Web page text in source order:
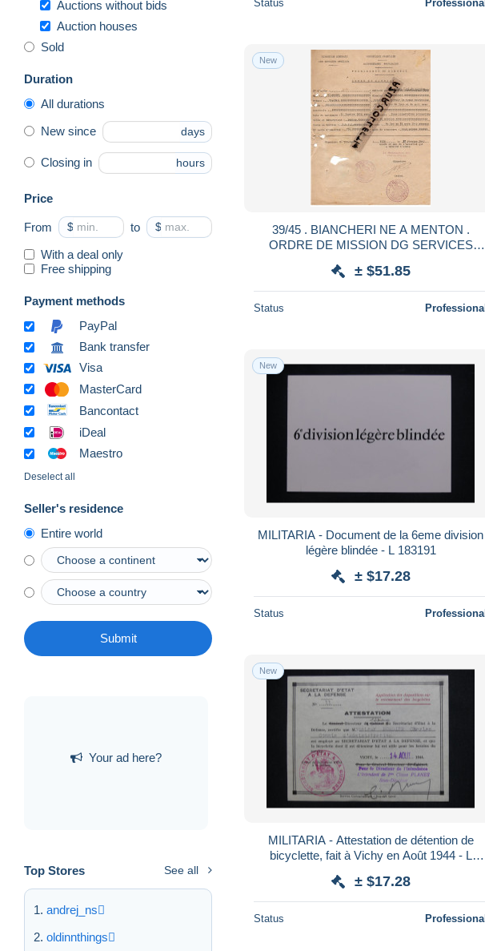
Auctions without bids
Auction houses
Sold
Duration
All durations
New since days
Closing in hours
Price
From $ to $
With a deal only
Free shipping
Payment methods
PayPal
Bank transfer
Visa
MasterCard
Bancontact
iDeal
Maestro
Deselect all
Seller's residence
Entire world
Submit
Your ad here?
Top Stores See all
andrej_ns
oldinnthings
Status Professional
New
39/45 . BIANCHERI NE A MENTON .
ORDRE DE MISSION DG SERVICES
FRENCH MILITARY
± $51.85
Status Professional
New
MILITARIA - Document de la 6eme division
légère blindée - L 183191
± $17.28
Status Professional
New
MILITARIA - Attestation de détention de
bicyclette, fait à Vichy en Août 1944 - L
± $17.28
Status Professional